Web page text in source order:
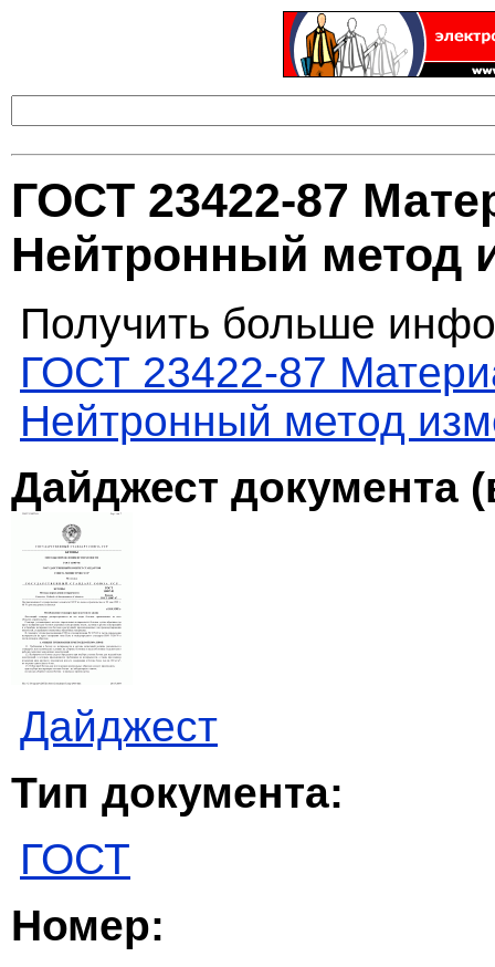
ГОСТ 23422-87
Нейтронный метод
Получить больше
ГОСТ 23422-87
Нейтронный метод
Дайджест документа
Дайджест
Тип документа:
ГОСТ
Номер: